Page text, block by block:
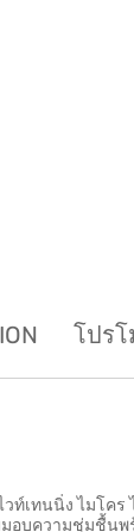
โปร
เทนนิ่ง ไมโค
มอบความชุ่มชื้